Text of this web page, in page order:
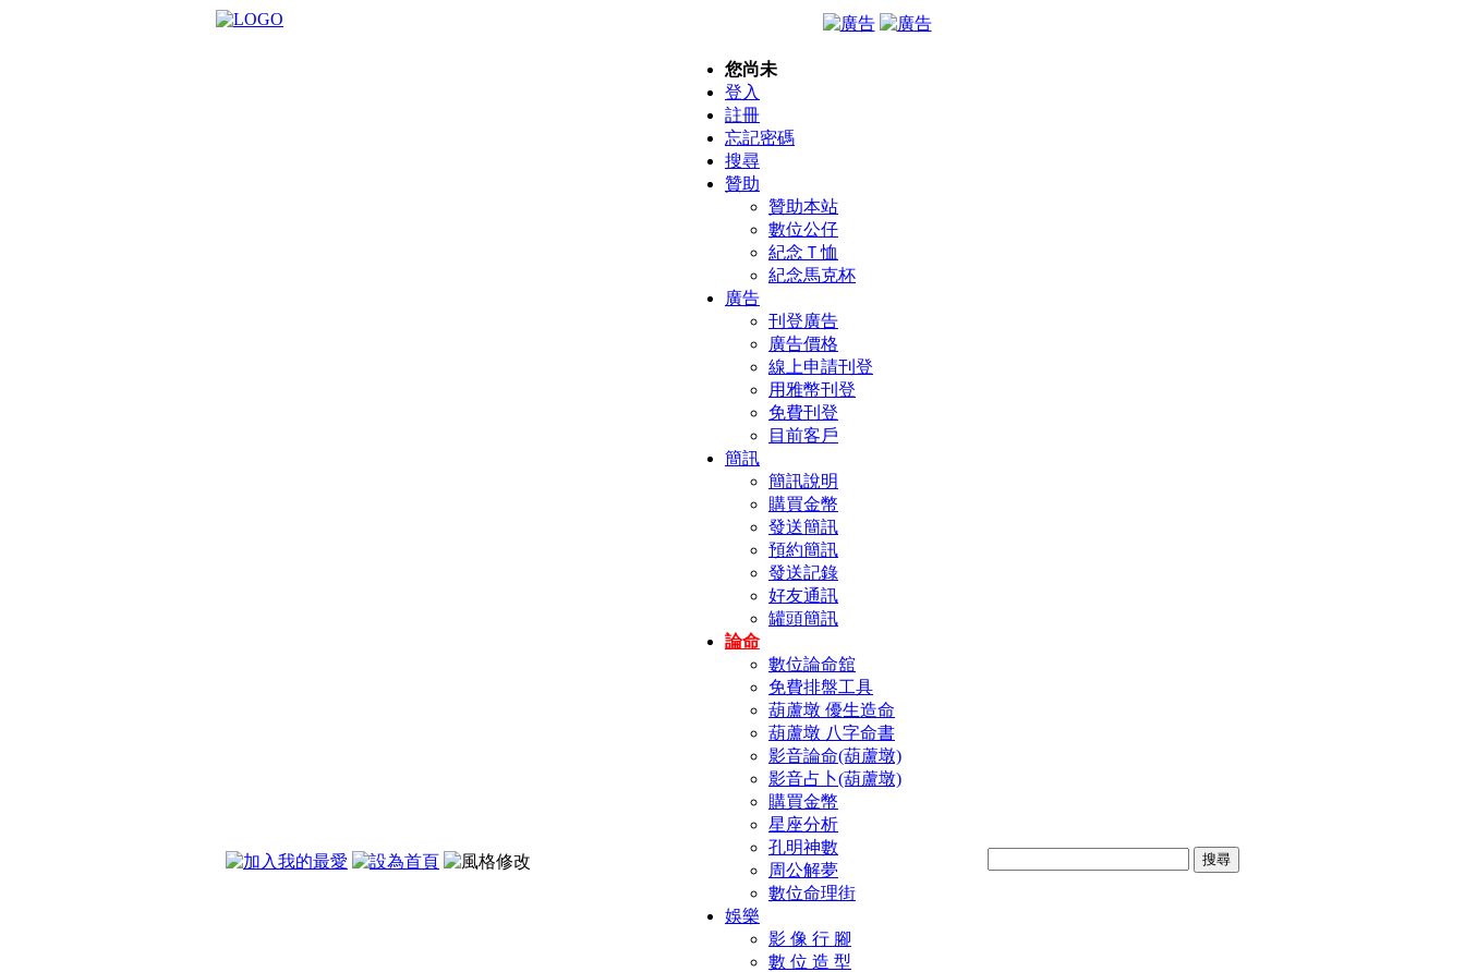
您尚未
登入
註冊
忘記密碼
搜尋
贊助
贊助本站
數位公仔
紀念Ｔ恤
紀念馬克杯
廣告
刊登廣告
廣告價格
線上申請刊登
用雅幣刊登
免費刊登
目前客戶
簡訊
簡訊說明
購買金幣
發送簡訊
預約簡訊
發送記錄
好友通訊
罐頭簡訊
論命
數位論命舘
免費排盤工具
葫蘆墩 優生造命
葫蘆墩 八字命書
影音論命(葫蘆墩)
影音占卜(葫蘆墩)
購買金幣
星座分析
孔明神數
周公解夢
數位命理街
娛樂
影 像 行 腳
數 位 造 型